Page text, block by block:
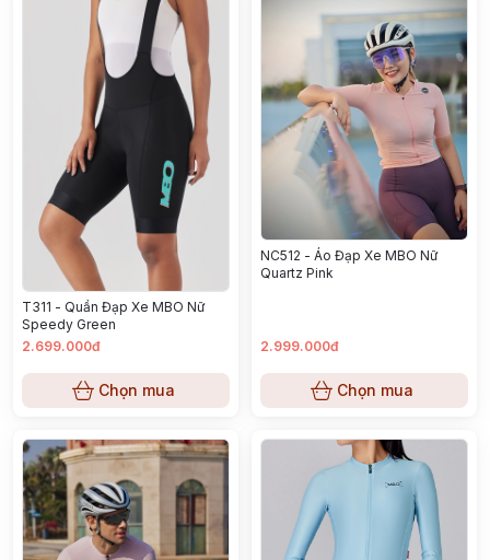
T311 - Quần Đạp Xe MBO Nữ
Speedy Green
2.699.000đ
Chọn mua
NC512 - Áo Đạp Xe MBO Nữ
Quartz Pink
2.999.000đ
Chọn mua